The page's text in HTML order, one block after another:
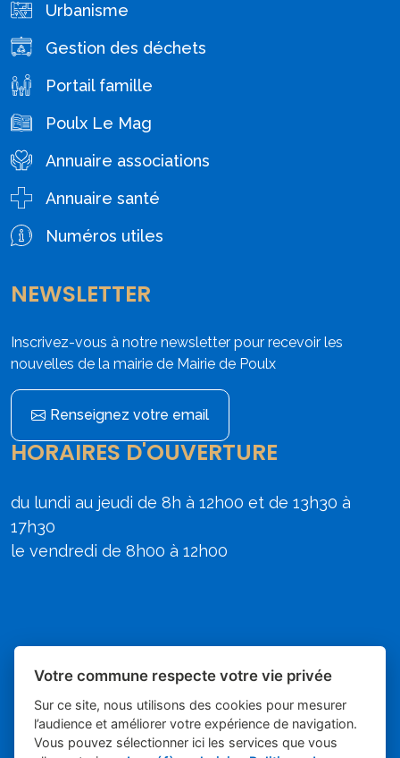
Urbanisme
Gestion des déchets
Portail famille
Poulx Le Mag
Annuaire associations
Annuaire santé
Numéros utiles
NEWSLETTER
Inscrivez-vous à notre newsletter pour recevoir les
nouvelles de la mairie de Mairie de Poulx
Renseignez votre email
HORAIRES D'OUVERTURE
du lundi au jeudi de 8h à 12h00 et de 13h30 à
17h30
le vendredi de 8h00 à 12h00
Votre commune respecte votre vie privée
Sur ce site, nous utilisons des cookies pour mesurer
l’audience et améliorer votre expérience de navigation.
Vous pouvez sélectionner ici les services que vous